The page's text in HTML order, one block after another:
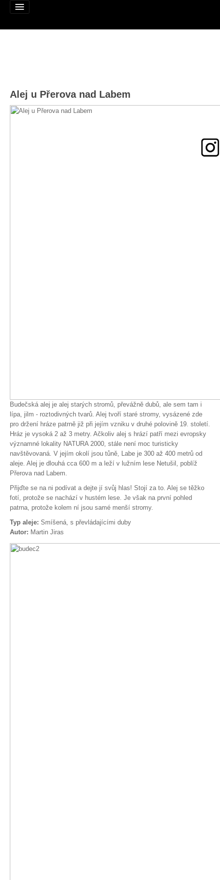
Nominujte alej
Nominované aleje
Alej u Přerova nad Labem
Budečská alej je alej starých stromů, převážně dubů, ale sem tam i
lípa, jilm - roztodivných tvarů. Alej tvoří staré stromy, vysázené zde
pro držení hráze patrně již při jejím vzniku v druhé polovině 19. století.
Hráz je vysoká 2 až 3 metry. Ačkoliv alej s hrází patří mezi evropsky
významné lokality NATURA 2000, stále není moc turisticky
navštěvovaná. V jejím okolí jsou tůně, Labe je 300 až 400 metrů od
aleje. Alej je dlouhá cca 600 m a leží v lužním lese Netušil, poblíž
Přerova nad Labem.
Přijďte se na ni podívat a dejte jí svůj hlas! Stojí za to. Alej se těžko
fotí, protože se nachází v hustém lese. Je však na první pohled
patrna, protože kolem ní jsou samé menší stromy.
Typ aleje: Smíšená, s převládajícími duby
Autor: Martin Jiras